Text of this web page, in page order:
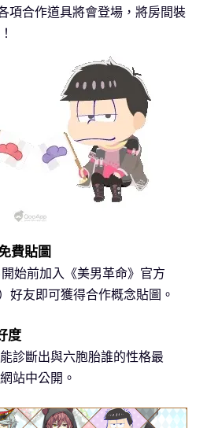
項合作道具將會登場，將房間裝
費貼圖
始前加入《美男革命》官方
好友即可獲得合作概念貼圖。
度
診斷出與六胞胎誰的性格最
站中公開。